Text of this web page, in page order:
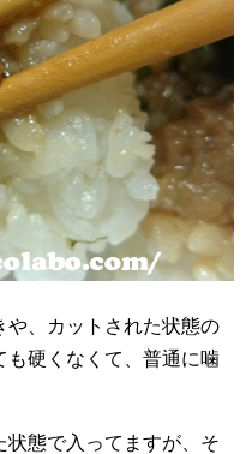
や、カットされた状態の
も硬くなくて、普通に噛
状態で入ってますが、そ